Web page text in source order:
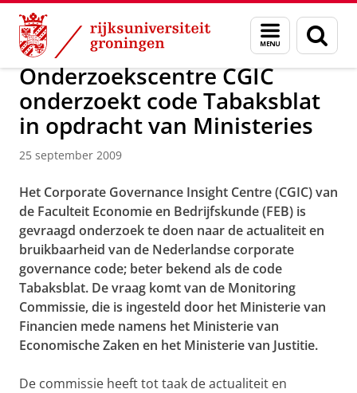
Skip
Content
Skip
Navigation
Menu
en
zoeken
Over ons Actueel Nieuws Nieuwsberichten
Onderzoekscentre CGIC
onderzoekt code Tabaksblat
in opdracht van Ministeries
25 september 2009
Het Corporate Governance Insight Centre (CGIC) van
de Faculteit Economie en Bedrijfskunde (FEB) is
gevraagd onderzoek te doen naar de actualiteit en
bruikbaarheid van de Nederlandse corporate
governance code; beter bekend als de code
Tabaksblat. De vraag komt van de Monitoring
Commissie, die is ingesteld door het Ministerie van
Financien mede namens het Ministerie van
Economische Zaken en het Ministerie van Justitie.
De commissie heeft tot taak de actualiteit en